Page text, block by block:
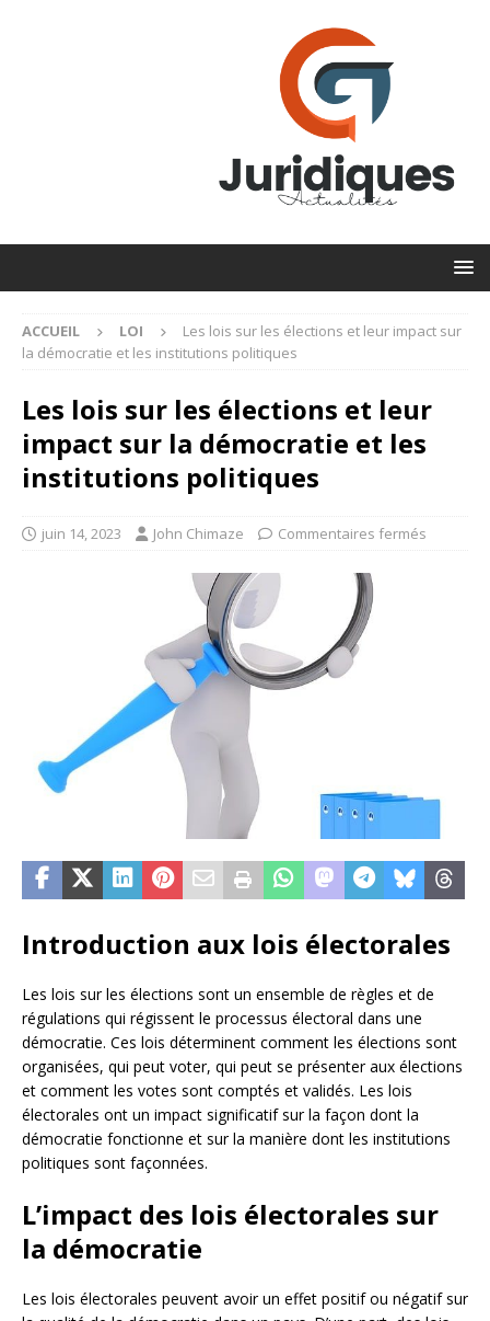
ACCUEIL LOI
Les lois sur les élections et leur impact sur
la démocratie et les institutions politiques
Les lois sur les élections et leur
impact sur la démocratie et les
institutions politiques
juin 14, 2023 John Chimaze Commentaires fermés
Introduction aux lois électorales
Les lois sur les élections sont un ensemble de règles et de
régulations qui régissent le processus électoral dans une
démocratie. Ces lois déterminent comment les élections sont
organisées, qui peut voter, qui peut se présenter aux élections
et comment les votes sont comptés et validés. Les lois
électorales ont un impact significatif sur la façon dont la
démocratie fonctionne et sur la manière dont les institutions
politiques sont façonnées.
L’impact des lois électorales sur
la démocratie
Les lois électorales peuvent avoir un effet positif ou négatif sur